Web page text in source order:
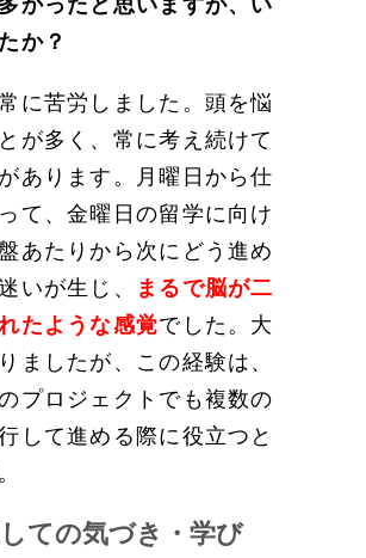
か？
苦労しました。頭を悩
が多く、常に考え続けて
あります。月曜日から仕
て、金曜日の留学に向け
あたりから次にどう進め
いが生じ、
まるで脳が二
たような感覚でした。大
ましたが、この経験は、
プロジェクトでも複数の
して進める際に役立つと
ての気づき・学び